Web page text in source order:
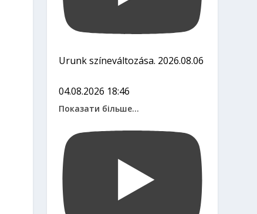
Urunk színeváltozása. 2026.08.06
04.08.2026 18:46
Показати більше...